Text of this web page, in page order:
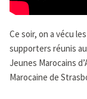
Ce soir, on a vécu
supporters réunis
Jeunes Marocains
Marocaine de